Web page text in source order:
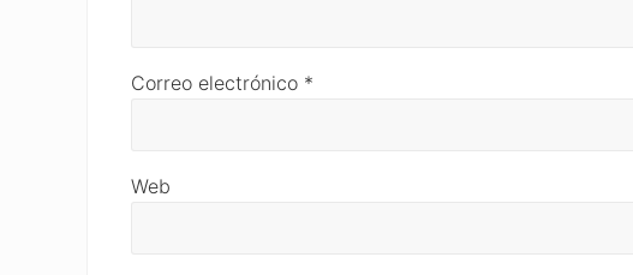
Correo electrónico *
Web